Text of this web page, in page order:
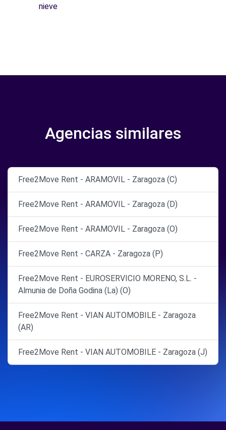
nieve
Agencias similares
Free2Move Rent - ARAMOVIL - Zaragoza (C)
Free2Move Rent - ARAMOVIL - Zaragoza (D)
Free2Move Rent - ARAMOVIL - Zaragoza (O)
Free2Move Rent - CARZA - Zaragoza (P)
Free2Move Rent - EUROSERVICIO MORENO, S.L. -
Almunia de Doña Godina (La) (O)
Free2Move Rent - VIAN AUTOMOBILE - Zaragoza
(AR)
Free2Move Rent - VIAN AUTOMOBILE - Zaragoza (J)